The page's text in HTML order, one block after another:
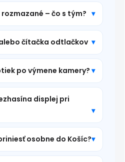
rozmazané – čo s tým?
čítačka odtlačkov
po výmene kamery?
displej pri
osobne do Košíc?